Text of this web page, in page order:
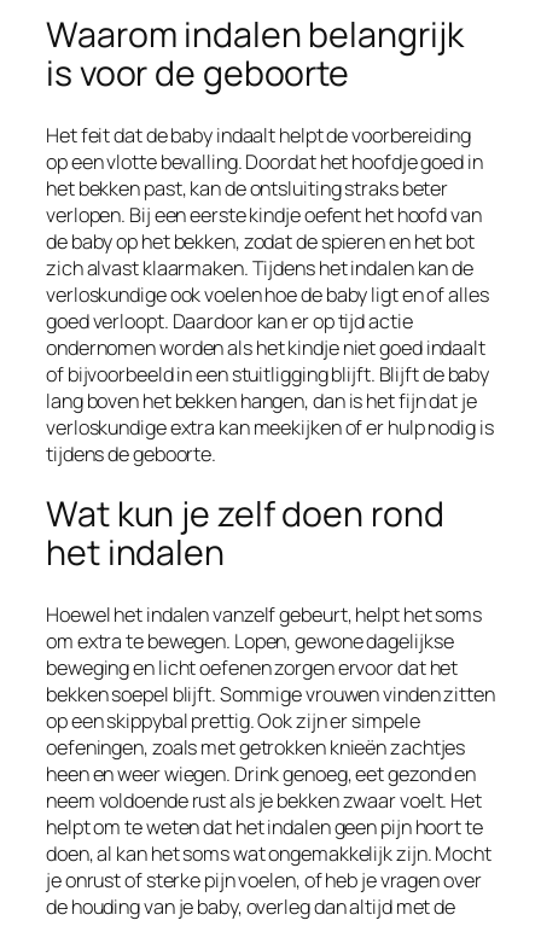
Waarom indalen belangrijk
is voor de geboorte
Het feit dat de baby indaalt helpt de voorbereiding
op een vlotte bevalling. Doordat het hoofdje goed in
het bekken past, kan de ontsluiting straks beter
verlopen. Bij een eerste kindje oefent het hoofd van
de baby op het bekken, zodat de spieren en het bot
zich alvast klaarmaken. Tijdens het indalen kan de
verloskundige ook voelen hoe de baby ligt en of alles
goed verloopt. Daardoor kan er op tijd actie
ondernomen worden als het kindje niet goed indaalt
of bijvoorbeeld in een stuitligging blijft. Blijft de baby
lang boven het bekken hangen, dan is het fijn dat je
verloskundige extra kan meekijken of er hulp nodig is
tijdens de geboorte.
Wat kun je zelf doen rond
het indalen
Hoewel het indalen vanzelf gebeurt, helpt het soms
om extra te bewegen. Lopen, gewone dagelijkse
beweging en licht oefenen zorgen ervoor dat het
bekken soepel blijft. Sommige vrouwen vinden zitten
op een skippybal prettig. Ook zijn er simpele
oefeningen, zoals met getrokken knieën zachtjes
heen en weer wiegen. Drink genoeg, eet gezond en
neem voldoende rust als je bekken zwaar voelt. Het
helpt om te weten dat het indalen geen pijn hoort te
doen, al kan het soms wat ongemakkelijk zijn. Mocht
je onrust of sterke pijn voelen, of heb je vragen over
de houding van je baby, overleg dan altijd met de